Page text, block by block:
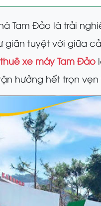
Tam Đảo là trải
giãn tuyệt vời giữa
thuê xe máy Tam Đảo
hưởng hết trọn